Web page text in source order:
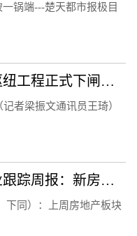
锅端---楚天都市报极目
海南省北门江天角潭水利枢纽工程正式下闸蓄水
者梁振文通讯员王琦）
【房地产开发】房地产行业跟踪周报：新房二手房销售持续下行，南京郑州等地发布楼市新政
下同）：上周房地产板块